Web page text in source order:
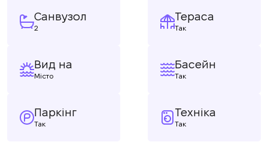
Санвузол
2
Тераса
Так
Вид на
Місто
Басейн
Так
Паркінг
Так
Техніка
Так